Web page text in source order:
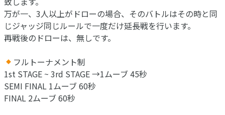
万が一、3人以上がドローの場合、そのバトルはその時と同
じジャッジ同じルールで一度だけ延長戦を行います。
再戦後のドローは、無しです。
フルトーナメント制
1st STAGE ~ 3rd STAGE →1ムーブ 45秒
SEMI FINAL 1ムーブ 60秒
FINAL 2ムーブ 60秒